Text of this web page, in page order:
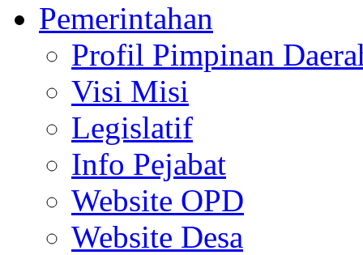
Pemerintahan
Profil Pimpinan
Visi Misi
Legislatif
Info Pejabat
Website OPD
Website Desa